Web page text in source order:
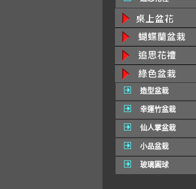
造型盆栽
幸運竹盆栽
仙人掌盆栽
小品盆栽
玻璃圓球